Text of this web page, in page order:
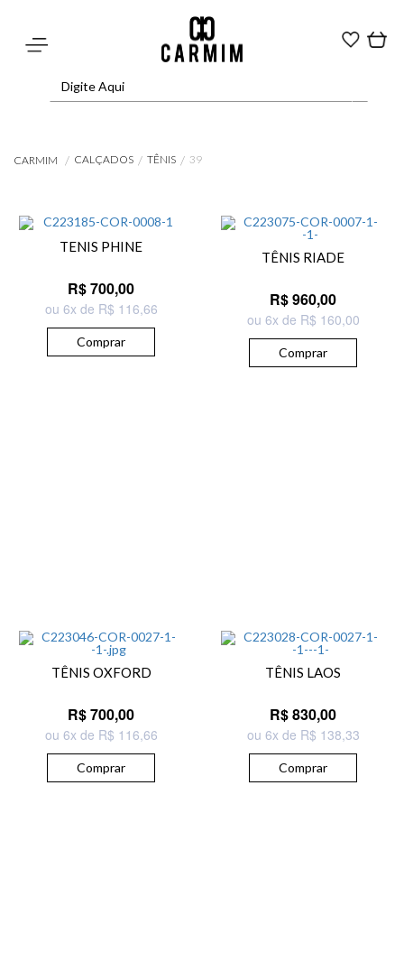
CARMIM CALÇADOS TÊNIS 39
TENIS PHINE
R$ 700,00
ou 6x de R$ 116,66
Comprar
TÊNIS RIADE
R$ 960,00
ou 6x de R$ 160,00
Comprar
TÊNIS OXFORD
R$ 700,00
ou 6x de R$ 116,66
Comprar
TÊNIS LAOS
R$ 830,00
ou 6x de R$ 138,33
Comprar